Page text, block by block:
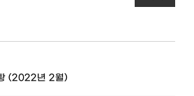
(2022년 2월)